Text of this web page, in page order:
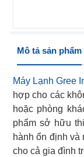
Mô tả sản phẩm
Máy Lạnh Gree
hợp cho các
hoặc phòng
phẩm sở hữu
hành ổn định và
cho cả gia đình